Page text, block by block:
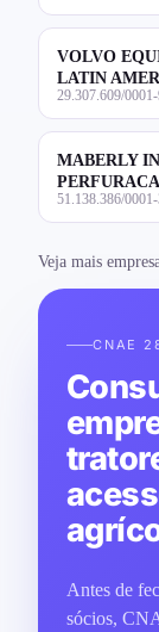
VOLVO
LATIN
29.307.609/
MABERLY
51.138.386/
Veja mais
CNAE
Antes de
sócios,